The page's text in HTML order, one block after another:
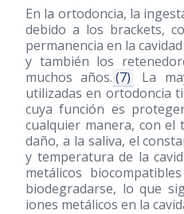
En la ortodoncia, la
debido a los brackets,
permanencia en la
y también los
muchos años. (7)
La
utilizadas en ortodoncia
cuya función es
cualquier manera, con el
daño, a la saliva, el
y temperatura de la
metálicos
biodegradarse, lo que
iones metálicos en la